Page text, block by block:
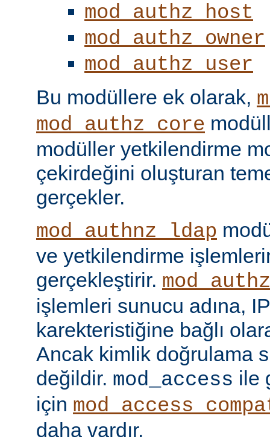
mod_authz_host
mod_authz_owner
mod_authz_user
Bu modüllere ek olarak,
mod_authz_core
modüller yetkilendirme
çekirdeğini oluşturan
gerçekler.
mod_authnz_ldap
ve yetkilendirme
gerçekleştirir.
işlemleri sunucu adına,
karekteristiğine bağlı
Ancak kimlik doğrulama
değildir. mod_access ile
için
daha vardır.